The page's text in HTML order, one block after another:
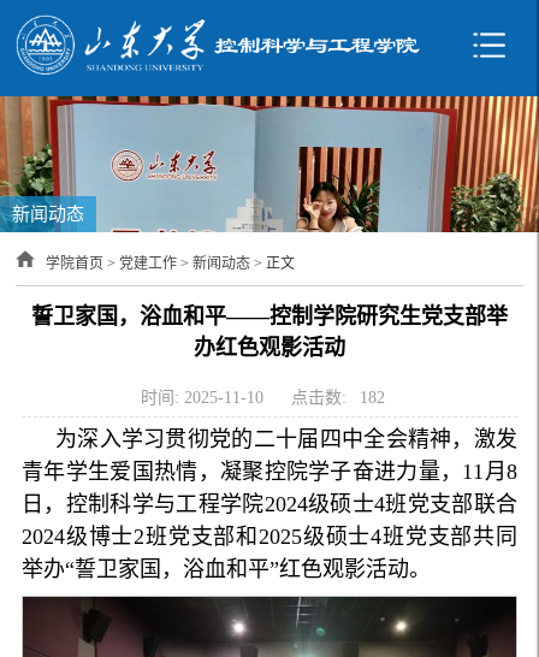
新闻动态
学院首页 > 党建工作 >新闻动态 > 正文
誓卫家国，浴血和平——控制学院研究生党支部举
办红色观影活动
时间: 2025-11-10 点击数: 182
为深入学习贯彻党的二十届四中全会精神，激发
青年学生爱国热情，凝聚控院学子奋进力量，11月8
日，控制科学与工程学院2024级硕士4班党支部联合
2024级博士2班党支部和2025级硕士4班党支部共同
举办“誓卫家国，浴血和平”红色观影活动。